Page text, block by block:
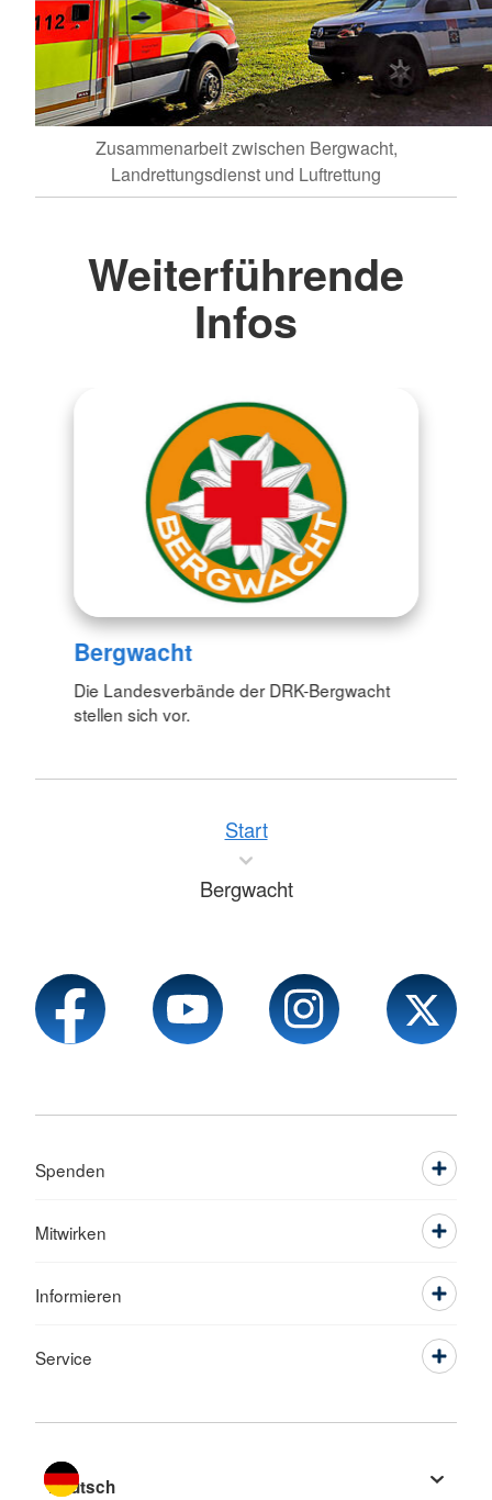
Zusammenarbeit zwischen Bergwacht,
Landrettungsdienst und Luftrettung
Weiterführende
Infos
Bergwacht
Die Landesverbände der DRK-Bergwacht
stellen sich vor.
Start
Bergwacht
Spenden
Mitwirken
Informieren
Service
Sprache wechseln zu